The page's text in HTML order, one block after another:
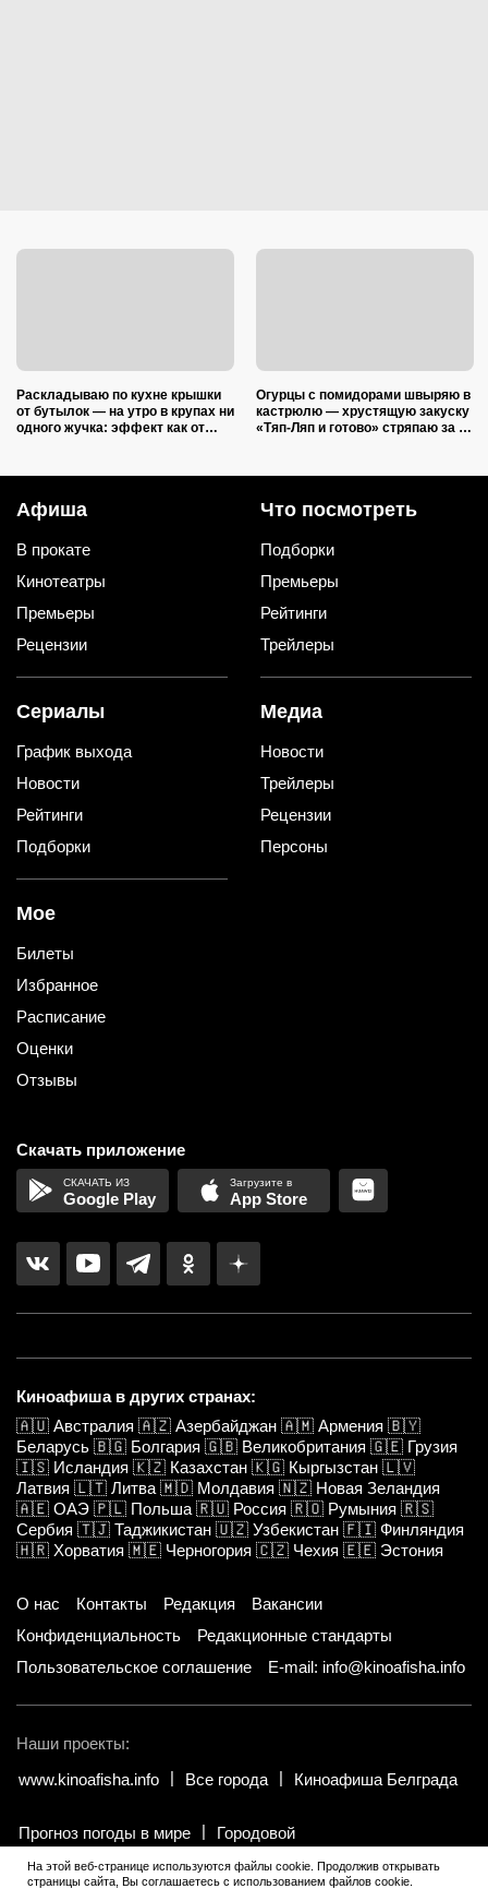
Раскладываю по кухне крышки
от бутылок — на утро в крупах ни
одного жучка: эффект как от
Огурцы с помидорами швыряю в
кастрюлю — хрустящую закуску
«Тяп-Ляп и готово» стряпаю за 15
Афиша
В прокате
Кинотеатры
Премьеры
Рецензии
Что посмотреть
Подборки
Премьеры
Рейтинги
Трейлеры
Сериалы
График выхода
Новости
Рейтинги
Подборки
Медиа
Новости
Трейлеры
Рецензии
Персоны
Мое
Билеты
Избранное
Расписание
Оценки
Отзывы
Скачать приложение
Google Play App Store
Киноафиша в других странах:
🇦🇺 Австралия 🇦🇿 Азербайджан 🇦🇲 Армения 🇧🇾
Беларусь 🇧🇬 Болгария 🇬🇧 Великобритания 🇬🇪 Грузия
🇮🇸 Исландия 🇰🇿 Казахстан 🇰🇬 Кыргызстан 🇱🇻
Латвия 🇱🇹 Литва 🇲🇩 Молдавия 🇳🇿 Новая Зеландия
🇦🇪 ОАЭ 🇵🇱 Польша 🇷🇺 Россия 🇷🇴 Румыния 🇷🇸
Сербия 🇹🇯 Таджикистан 🇺🇿 Узбекистан 🇫🇮 Финляндия
🇭🇷 Хорватия 🇲🇪 Черногория 🇨🇿 Чехия 🇪🇪 Эстония
О нас Контакты Редакция
Вакансии
Конфиденциальность
Редакционные стандарты
Пользовательское соглашение
E-mail: info@kinoafisha.info
Наши проекты:
www.kinoafisha.info
Все города Киноафиша Белграда
Прогноз погоды в мире Городовой
© 2002-2026 Все права и материалы принадлежат «Киноафиша».
На этой веб-странице используются файлы cookie. Продолжив открывать
страницы сайта, Вы соглашаетесь с использованием файлов cookie.